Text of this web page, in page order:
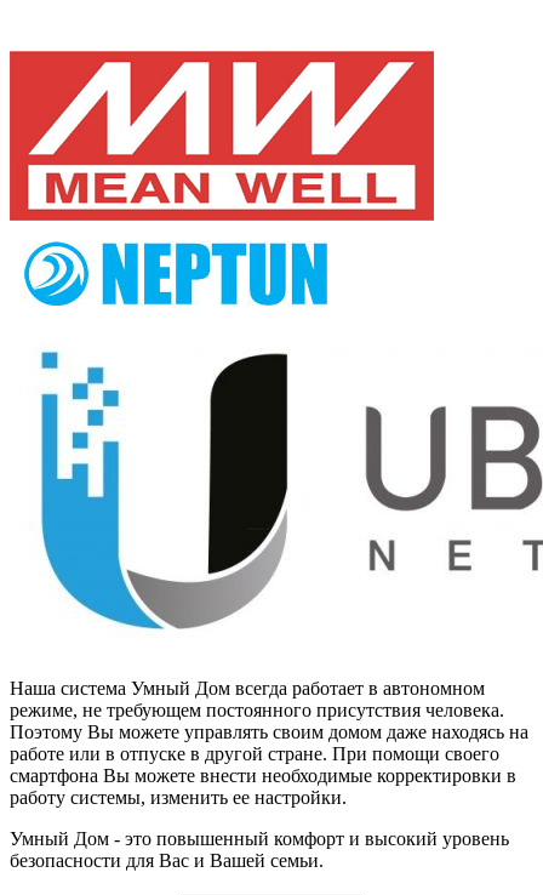
Наша система Умный Дом всегда работает в автономном
режиме, не требующем постоянного присутствия человека.
Поэтому Вы можете управлять своим домом даже находясь на
работе или в отпуске в другой стране. При помощи своего
смартфона Вы можете внести необходимые корректировки в
работу системы, изменить ее настройки.
Умный Дом - это повышенный комфорт и высокий уровень
безопасности для Вас и Вашей семьи.